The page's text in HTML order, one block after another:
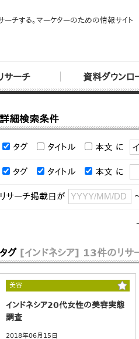
ーチする。マーケターのための情報サイト
サーチ 資料ダウンロ
詳細検索条件
タグ タイトル 本文 に
タグ タイトル 本文 に
リサーチ掲載日が
タグ [インドネシア] 13件のリサ
美容
インドネシア20代女性の美容実態
調査
2018年06月15日